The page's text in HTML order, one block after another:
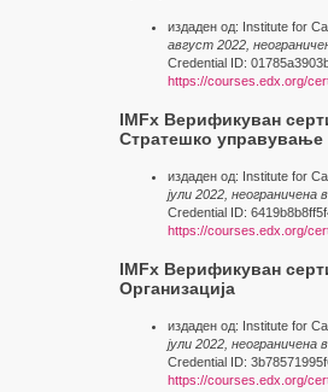
издаден од: Institute for
август 2022,
Credential ID:
https://courses.edx.org/
IMFx Верификуван
Стратешко управување
издаден од: Institute for
јули 2022, неограничена
Credential ID:
https://courses.edx.org/
IMFx Верификуван
Организација
издаден од: Institute for
јули 2022, неограничена
Credential ID:
https://courses.edx.org/